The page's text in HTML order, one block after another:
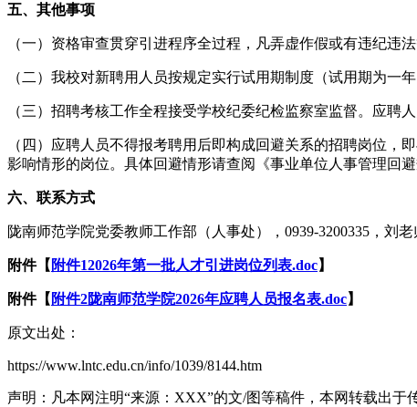
五、其他事项
（一）资格审查贯穿引进程序全过程，凡弄虚作假或有违纪违
（二）我校对新聘用人员按规定实行试用期制度（试用期为一
（三）招聘考核工作全程接受学校纪委纪检监察室监督。应聘
（四）应聘人员不得报考聘用后即构成回避关系的招聘岗位
影响情形的岗位。具体回避情形请查阅《事业单位人事管理回避
六、联系方式
陇南师范学院党委教师工作部（人事处），0939-3200335，刘老
附件【 附件12026年第一批人才引进岗位列表.doc】
附件【 附件2陇南师范学院2026年应聘人员报名表.doc】
原文出处：
https://www.lntc.edu.cn/info/1039/8144.htm
声明：凡本网注明“来源：XXX”的文/图等稿件，本网转载出于